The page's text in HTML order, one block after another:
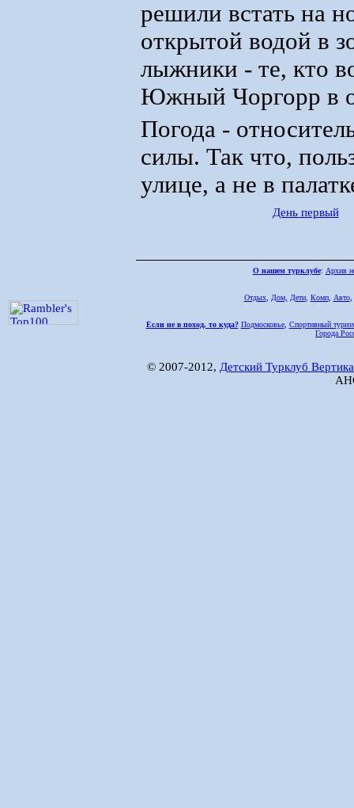
решили встать на
открытой водой в
лыжники - те, кто
Южный Чоргорр в
Погода -
силы. Так что,
улице, а не в
День первый
О нашем турклубе: Архив
Отдых, Дом, Дети, Комп, Авто,
Если не в поход, то куда? Подмосковье, Спортивный
Города
© 2007-2012, Детский Турклуб